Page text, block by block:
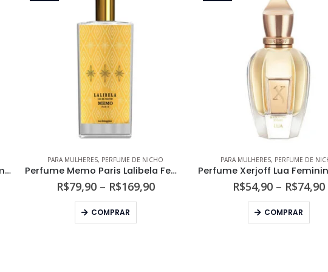
Perfume Xerjoff Fiore d’Ulivo Feminino Eau de Parfum
PARA MULHERES, PERFUME DE NICHO
Perfume Memo Paris Lalibela Feminino Eau de Parfum
R$79,90 – R$169,90Faixa
COMPRAR
Este produto tem várias variantes. As opções podem ser escolhidas na página do produto
PARA MULHERES, PERFUME DE
R$54,90 – R$74,90
COMPRAR
Este produto tem várias variantes. As opções podem ser